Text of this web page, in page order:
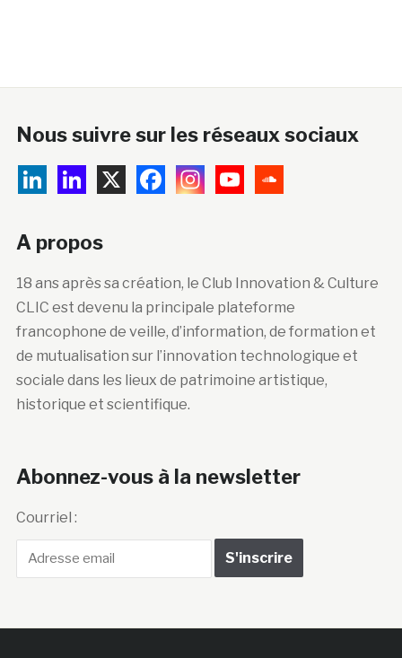
Nous suivre sur les réseaux sociaux
A propos
18 ans après sa création, le Club Innovation & Culture
CLIC est devenu la principale plateforme
francophone de veille, d’information, de formation et
de mutualisation sur l’innovation technologique et
sociale dans les lieux de patrimoine artistique,
historique et scientifique.
Abonnez-vous à la newsletter
Courriel :